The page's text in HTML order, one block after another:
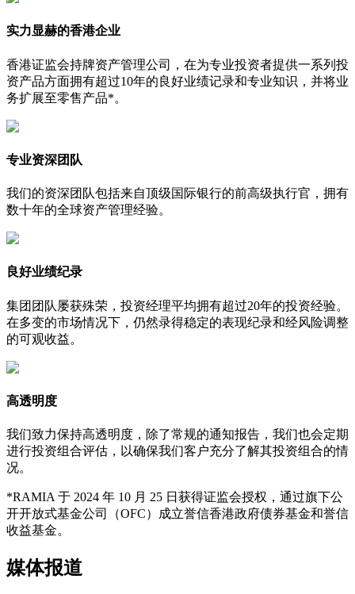
实力显赫的香港企业
香港证监会持牌资产管理公司，在为专业投资者提供一系列投
资产品方面拥有超过10年的良好业绩记录和专业知识，并将业
务扩展至零售产品*。
专业资深团队
我们的资深团队包括来自顶级国际银行的前高级执行官，拥有
数十年的全球资产管理经验。
良好业绩纪录
集团团队屡获殊荣，投资经理平均拥有超过20年的投资经验。
在多变的市场情况下，仍然录得稳定的表现纪录和经风险调整
的可观收益。
高透明度
我们致力保持高透明度，除了常规的通知报告，我们也会定期
进行投资组合评估，以确保我们客户充分了解其投资组合的情
况。
*RAMIA 于 2024 年 10 月 25 日获得证监会授权，通过旗下公
开开放式基金公司（OFC）成立誉信香港政府债券基金和誉信
收益基金。
媒体报道